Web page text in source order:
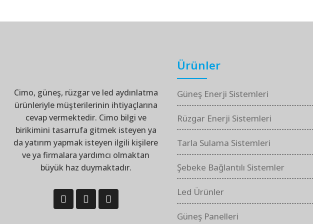
Cimo, güneş, rüzgar ve led aydınlatma
ürünleriyle müşterilerinin ihtiyaçlarına
cevap vermektedir. Cimo bilgi ve
birikimini tasarrufa gitmek isteyen ya
da yatırım yapmak isteyen ilgili kişilere
ve ya firmalara yardımcı olmaktan
büyük haz duymaktadır.
Ürünler
Güneş Enerji Sistemleri
Rüzgar Enerji Sistemleri
Tarla Sulama Sistemleri
Şebeke Bağlantılı Sistemler
Led Ürünler
Güneş Panelleri